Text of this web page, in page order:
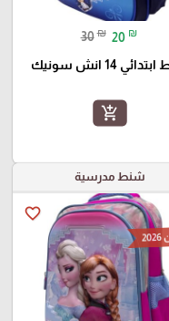
30 ₪ 20 ₪
14 انش سونيك
add_shopping_cart
شنط مدرسية
favorite_border